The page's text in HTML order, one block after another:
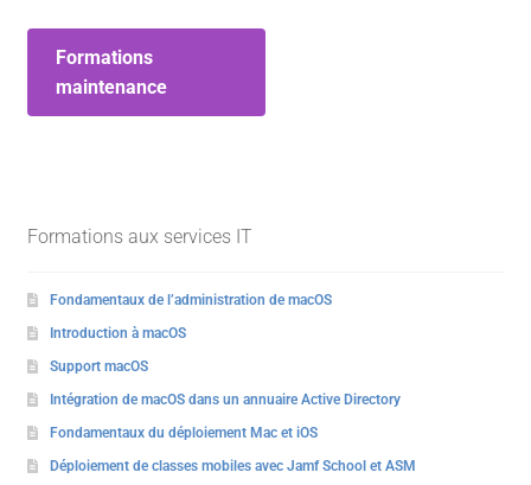
Formations
maintenance
Formations aux services IT
Fondamentaux de l’administration de macOS
Introduction à macOS
Support macOS
Intégration de macOS dans un annuaire Active Directory
Fondamentaux du déploiement Mac et iOS
Déploiement de classes mobiles avec Jamf School et ASM